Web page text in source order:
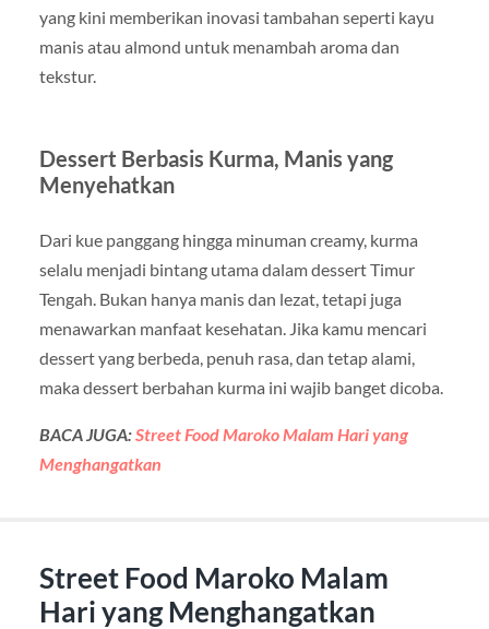
yang kini memberikan inovasi tambahan seperti kayu
manis atau almond untuk menambah aroma dan
tekstur.
Dessert Berbasis Kurma, Manis yang
Menyehatkan
Dari kue panggang hingga minuman creamy, kurma
selalu menjadi bintang utama dalam dessert Timur
Tengah. Bukan hanya manis dan lezat, tetapi juga
menawarkan manfaat kesehatan. Jika kamu mencari
dessert yang berbeda, penuh rasa, dan tetap alami,
maka dessert berbahan kurma ini wajib banget dicoba.
BACA JUGA:Street Food Maroko Malam Hari yang
Menghangatkan
Street Food Maroko Malam
Hari yang Menghangatkan